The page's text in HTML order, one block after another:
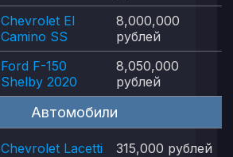
Chevrolet El
Camino SS
8,000,000
рублей
Ford F-150
Shelby 2020
8,050,000
рублей
Автомобили
Chevrolet Lacetti 315,000 рублей